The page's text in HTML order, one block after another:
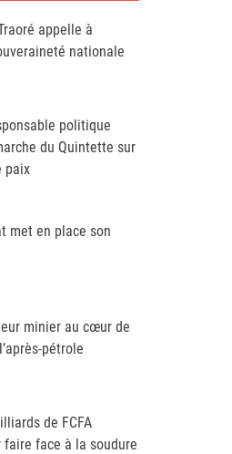
appelle à
nationale
politique
du Quintette sur
paix
met en place son
minier au cœur de
pétrole
de FCFA
faire face à la soudure